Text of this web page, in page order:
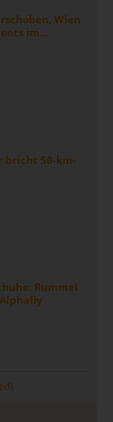
Wien
im
bricht 50-km-
Rummel